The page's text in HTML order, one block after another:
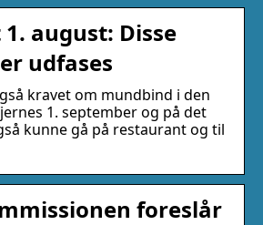
1. august: Disse
udfases
kravet om mundbind i den
1. september og på det
kunne gå på restaurant og til
foreslår